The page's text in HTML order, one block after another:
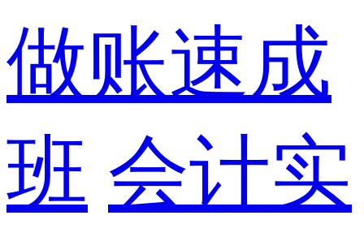
做账速成
班 会计实